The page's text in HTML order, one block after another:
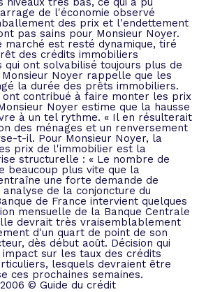
de l'économie observé
des prix et l'endettement
pas sains pour Monsieur Noyer.
marché est resté dynamique, tiré
des crédits immobiliers
qui ont solvabilisé toujours plus de
Noyer rappelle que les
la durée des prêts immobiliers.
ont contribué à faire monter les prix
Noyer estime que la hausse
à un tel rythme. « Il en résulterait
des ménages et un renversement
t-il. Pour Monsieur Noyer, la
prix de l'immobilier est la
structurelle : « Le nombre de
beaucoup plus vite que la
une forte demande de
de la conjoncture du
de France intervient quelques
mensuelle de la Banque Centrale
devrait très vraisemblablement
d'un quart de point de son
dès début août. Décision qui
sur les taux des crédits
lesquels devraient être
ces prochaines semaines.
© Guide du crédit